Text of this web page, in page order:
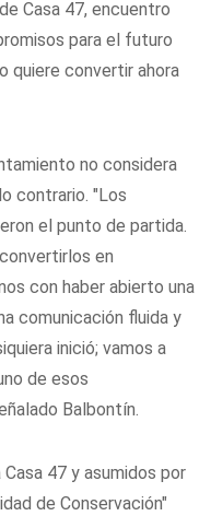
Casa 47, encuentro
para el futuro
quiere convertir ahora
no considera
contrario. "Los
el punto de partida.
en
con haber abierto una
comunicación fluida y
inició; vamos a
de esos
Balbontín.
47 y asumidos por
de Conservación"